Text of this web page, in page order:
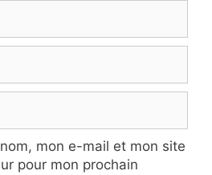
mon e-mail et mon site
pour mon prochain